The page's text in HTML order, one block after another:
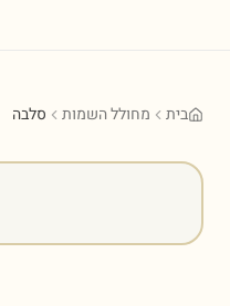
בית מחולל השמות סלבה